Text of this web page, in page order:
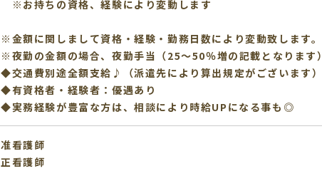
※お持ちの資格、経験により変動します
※金額に関しまして資格・経験・勤務日数により変動致します。
※夜勤の金額の場合、夜勤手当（25～50％増の記載となります）
◆交通費別途全額支給♪（派遣先により算出規定がございます）
◆有資格者・経験者：優遇あり
◆実務経験が豊富な方は、相談により時給UPになる事も◎
准看護師
正看護師